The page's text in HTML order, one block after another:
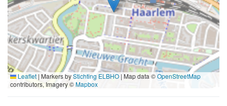
Leaflet | Markers byStichting ELBHO | Map data ©OpenStreetMap
contributors, Imagery ©Mapbox